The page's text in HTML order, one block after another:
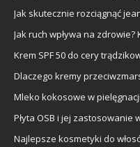
Jak skutecznie rozciągnąć
Jak ruch wpływa na
Krem SPF 50 do cery
Dlaczego kremy
Mleko kokosowe w
Płyta OSB i jej zastosowanie
Najlepsze kosmetyki do